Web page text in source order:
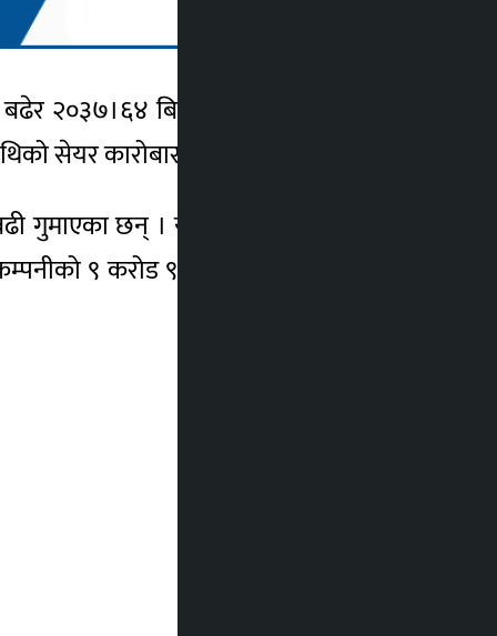
२०३७।६४ बिन्दुमा पुगेको हो । कुल २२७
सेयर कारोबार भएको छ ।
गुमाएका छन् । यस कम्पनीको सेयर मूल्य ३
९ करोड ९५ लाख २० हजार ६ सय ३०